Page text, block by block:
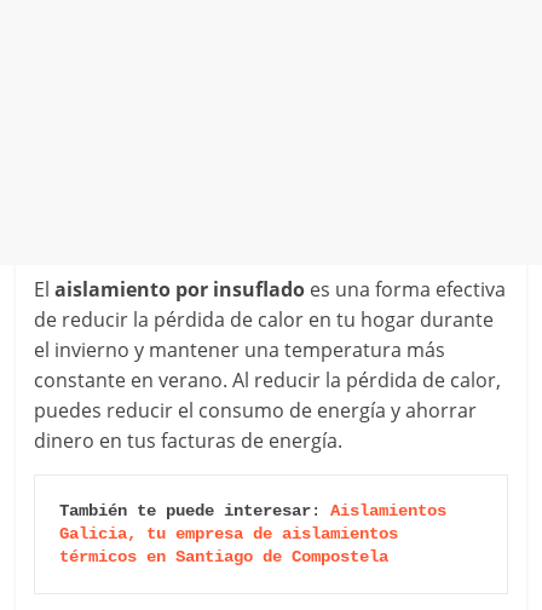
Elaislamiento por insuflado es una forma efectiva
de reducir la pérdida de calor en tu hogar durante
el invierno y mantener una temperatura más
constante en verano. Al reducir la pérdida de calor,
puedes reducir el consumo de energía y ahorrar
dinero en tus facturas de energía.
También te puede interesar: Aislamientos
Galicia, tu empresa de aislamientos
térmicos en Santiago de Compostela